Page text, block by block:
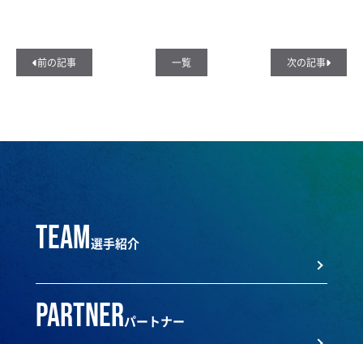
前の記事 一覧 次の記事
team選手紹介
partnerパートナー